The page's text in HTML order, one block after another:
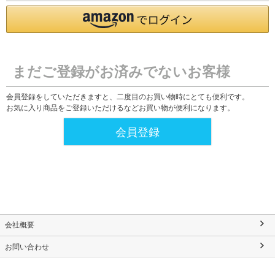
まだご登録がお済みでないお客様
会員登録をしていただきますと、二度目のお買い物時にとても便利です。
お気に入り商品をご登録いただけるなどお買い物が便利になります。
会員登録
会社概要
お問い合わせ